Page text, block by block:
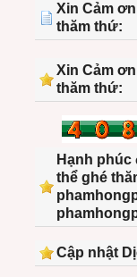
Xin Cảm
thăm thứ:
Xin Cảm
thăm thứ:
Hạnh
thể ghé
Cập nhật